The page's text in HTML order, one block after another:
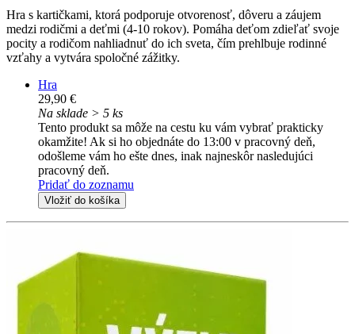
Hra s kartičkami, ktorá podporuje otvorenosť, dôveru a záujem
medzi rodičmi a deťmi (4-10 rokov). Pomáha deťom zdieľať svoje
pocity a rodičom nahliadnuť do ich sveta, čím prehlbuje rodinné
vzťahy a vytvára spoločné zážitky.
Hra
29,90 €
Na sklade > 5 ks
Tento produkt sa môže na cestu ku vám vybrať prakticky
okamžite! Ak si ho objednáte do 13:00 v pracovný deň,
odošleme vám ho ešte dnes, inak najneskôr nasledujúci
pracovný deň.
Pridať do zoznamu
Vložiť do košíka